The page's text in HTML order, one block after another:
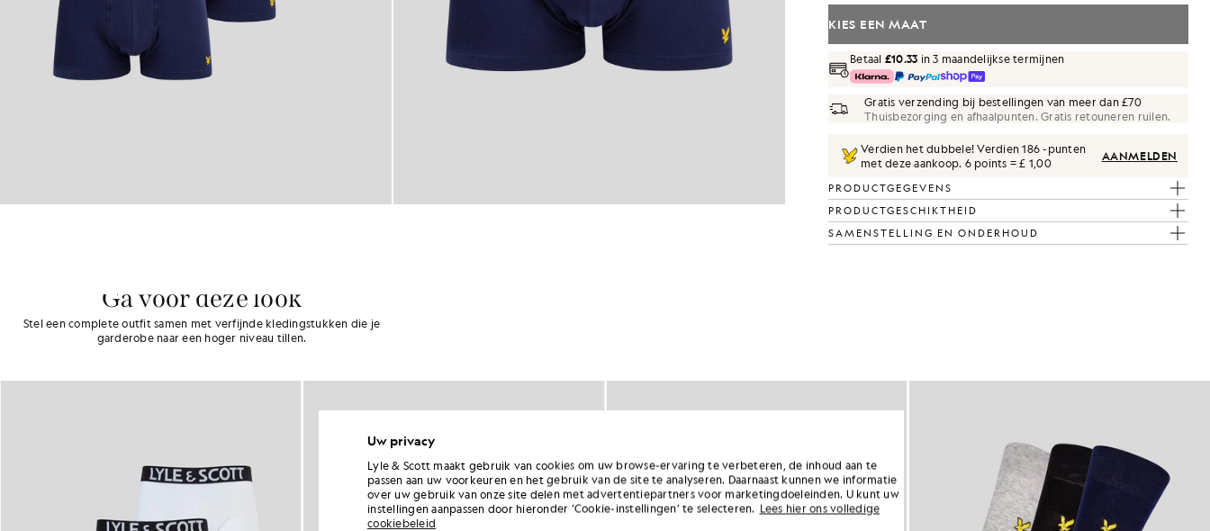
KIES EEN MAAT
Betaal £10.33 in 3 maandelijkse termijnen
Gratis verzending bij bestellingen van meer dan £70
Thuisbezorging en afhaalpunten. Gratis retouneren ruilen.
Verdien het dubbele! Verdien186-punten
met deze aankoop. 6 points = £ 1,00 AANMELDEN
PRODUCTGEGEVENS
PRODUCTGESCHIKTHEID
SAMENSTELLING EN ONDERHOUD
Ga voor deze look
Stel een complete outfit samen met verfijnde kledingstukken die je
garderobe naar een hoger niveau tillen.
Uw privacy
Lyle & Scott maakt gebruik van cookies om uw browse-ervaring te verbeteren, de inhoud aan te
passen aan uw voorkeuren en het gebruik van de site te analyseren. Daarnaast kunnen we informatie
over uw gebruik van onze site delen met advertentiepartners voor marketingdoeleinden. U kunt uw
instellingen aanpassen door hieronder ‘Cookie-instellingen’ te selecteren. Lees hier ons volledige
cookiebeleid